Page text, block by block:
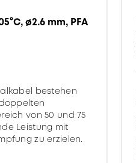
ø2.6 mm, PFA
bestehen
von 50 und 75
Leistung mit
zu erzielen.